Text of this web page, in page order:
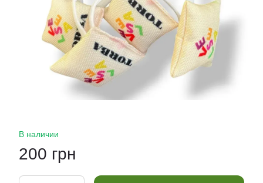
В наличии
200 грн